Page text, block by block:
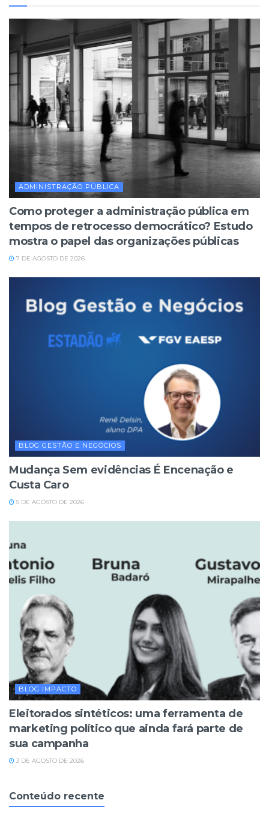
ADMINISTRAÇÃO PÚBLICA
Como proteger a administração pública em
tempos de retrocesso democrático? Estudo
mostra o papel das organizações públicas
7 DE AGOSTO DE 2026
BLOG GESTÃO E NEGÓCIOS
Mudança Sem evidências É Encenação e
Custa Caro
5 DE AGOSTO DE 2026
BLOG IMPACTO
Eleitorados sintéticos: uma ferramenta de
marketing político que ainda fará parte de
sua campanha
3 DE AGOSTO DE 2026
Conteúdo recente